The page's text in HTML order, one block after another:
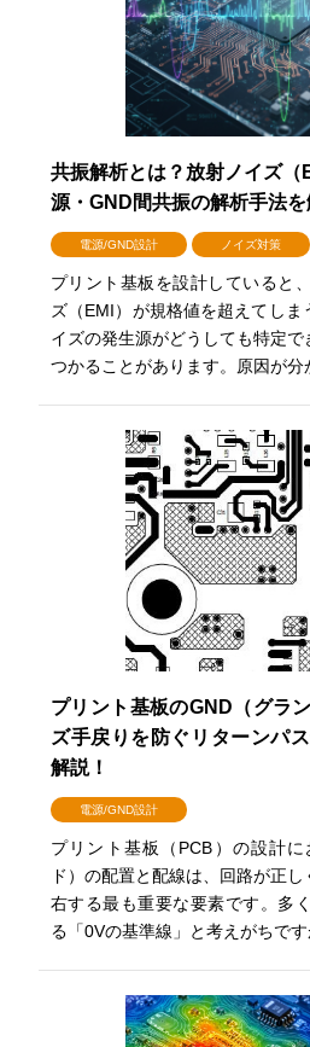
共振解析とは？放射ノイズ（
源・GND間共振の解析手法
電源/GND設計 ノイズ対策
プリント基板を設計していると
ズ（EMI）が規格値を超えてしま
イズの発生源がどうしても特定
つかることがあります。原因が分
プリント基板のGND（グラ
ズ手戻りを防ぐリターンパ
解説！
電源/GND設計
プリント基板（PCB）の設計
ド）の配置と配線は、回路が正
右する最も重要な要素です。多
る「0Vの基準線」と考えがちで